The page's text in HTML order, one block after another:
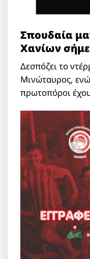
Σπουδαία
Χανίων
Δεσπόζει το
Μινώταυρος, ενώ
πρωτοπόροι